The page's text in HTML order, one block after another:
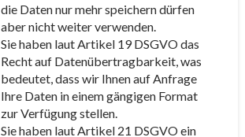
die Daten nur mehr speichern dürfen
aber nicht weiter verwenden.
Sie haben laut Artikel 19 DSGVO das
Recht auf Datenübertragbarkeit, was
bedeutet, dass wir Ihnen auf Anfrage
Ihre Daten in einem gängigen Format
zur Verfügung stellen.
Sie haben laut Artikel 21 DSGVO ein